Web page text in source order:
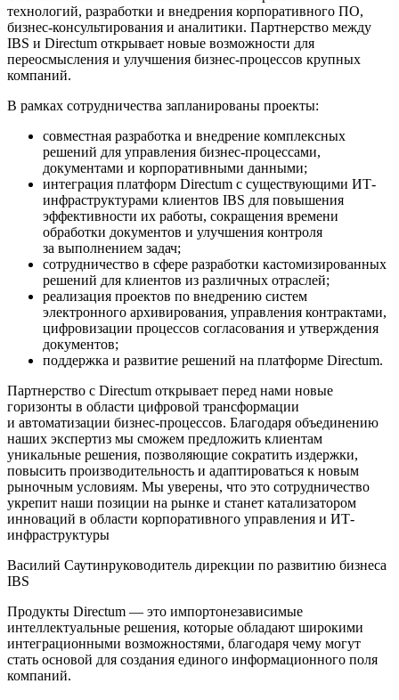
технологий, разработки и внедрения корпоративного ПО,
бизнес-консультирования и аналитики. Партнерство между
IBS и Directum открывает новые возможности для
переосмысления и улучшения бизнес-процессов крупных
компаний.
В рамках сотрудничества запланированы проекты:
совместная разработка и внедрение комплексных
решений для управления бизнес-процессами,
документами и корпоративными данными;
интеграция платформ Directum с существующими ИТ-
инфраструктурами клиентов IBS для повышения
эффективности их работы, сокращения времени
обработки документов и улучшения контроля
за выполнением задач;
сотрудничество в сфере разработки кастомизированных
решений для клиентов из различных отраслей;
реализация проектов по внедрению систем
электронного архивирования, управления контрактами,
цифровизации процессов согласования и утверждения
документов;
поддержка и развитие решений на платформе Directum.
Партнерство с Directum открывает перед нами новые
горизонты в области цифровой трансформации
и автоматизации бизнес-процессов. Благодаря объединению
наших экспертиз мы сможем предложить клиентам
уникальные решения, позволяющие сократить издержки,
повысить производительность и адаптироваться к новым
рыночным условиям. Мы уверены, что это сотрудничество
укрепит наши позиции на рынке и станет катализатором
инноваций в области корпоративного управления и ИТ-
инфраструктуры
Василий Саутинруководитель дирекции по развитию бизнеса
IBS
Продукты Directum — это импортонезависимые
интеллектуальные решения, которые обладают широкими
интеграционными возможностями, благодаря чему могут
стать основой для создания единого информационного поля
компаний.